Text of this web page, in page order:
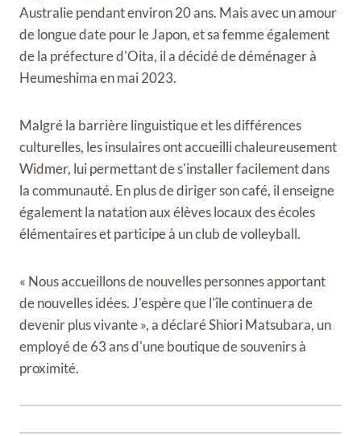
Australie pendant environ 20 ans. Mais avec un amour
de longue date pour le Japon, et sa femme également
de la préfecture d'Oita, il a décidé de déménager à
Heumeshima en mai 2023.
Malgré la barrière linguistique et les différences
culturelles, les insulaires ont accueilli chaleureusement
Widmer, lui permettant de s'installer facilement dans
la communauté. En plus de diriger son café, il enseigne
également la natation aux élèves locaux des écoles
élémentaires et participe à un club de volleyball.
« Nous accueillons de nouvelles personnes apportant
de nouvelles idées. J'espère que l'île continuera de
devenir plus vivante », a déclaré Shiori Matsubara, un
employé de 63 ans d'une boutique de souvenirs à
proximité.